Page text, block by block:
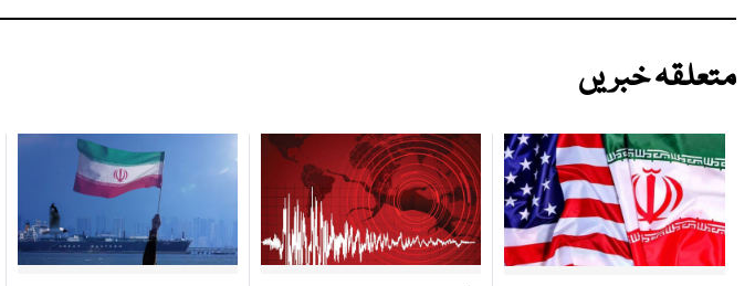
متعلقہ خبریں